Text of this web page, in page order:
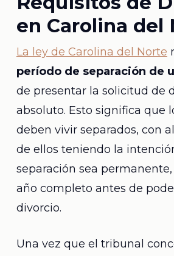
en Carolina del
La ley de Carolina del Norte
período de separación de
de presentar la solicitud de
absoluto. Esto significa que
deben vivir separados, con
de ellos teniendo la
separación sea
año completo antes de
divorcio.
Una vez que el tribunal